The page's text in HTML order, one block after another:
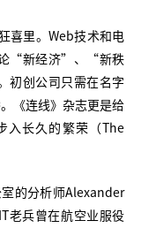
喜里。Web技术和电
论“新经济”、“新秩
初创公司只需在名字
《连线》杂志更是给
入长久的繁荣（The
的分析师Alexander
老兵曾在航空业服役